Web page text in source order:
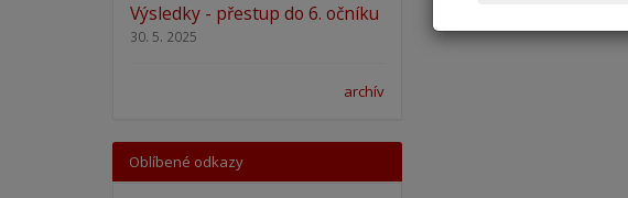
Výsledky - přestup do 6. očníku
30. 5. 2025
archív
Oblíbené odkazy